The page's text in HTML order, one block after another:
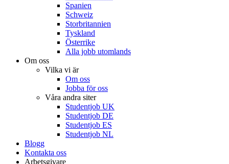
Spanien
Schweiz
Storbritannien
Tyskland
Österrike
Alla jobb utomlands
Om oss
Vilka vi är
Om oss
Jobba för oss
Våra andra siter
Studentjob UK
Studentjob DE
Studentjob ES
Studentjob NL
Blogg
Kontakta oss
Arbetsgivare